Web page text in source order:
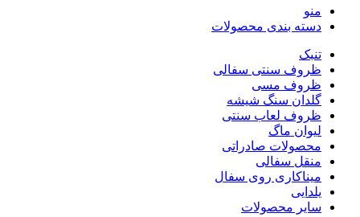
منو
دسته بندی محصولات
تنبک
ظروف سنتی سفالی
ظروف مسی
گلدان سنگ شیشه
ظروف لعاب سنتی
لیوان ماگ
محصولات صادراتی
منقل سفالی
میناکاری روی سفال
یلدایی
سایر محصولات